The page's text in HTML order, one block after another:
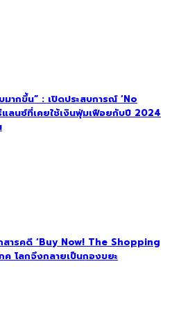
ากขึ้น” : เปิดประสบการณ์ ‘No
ลนซ์ที่เคยใช้เงินฟุ่มเฟือยกับปี 2024
สารคดี ‘Buy Now! The Shopping
โลกจึงกลายเป็นกองขยะ